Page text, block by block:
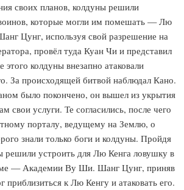
своих планов, колдуны решили
воинов, которые могли им помешать — Лю
Цунг, используя свой разрешение на
провёл туда Куан Чи и представил
колдуны внезапно атаковали
За происходящей битвой наблюдал Кано.
было покончено, он вышел из укрытия
свои услуги. Те согласились, после чего
порталу, ведущему на Землю, о
знали только боги и колдуны. Пройдя
решили устроить для Лю Кенга ловушку в
— Академии Ву Ши. Шанг Цунг, приняв
приблизиться к Лю Кенгу и атаковать его.